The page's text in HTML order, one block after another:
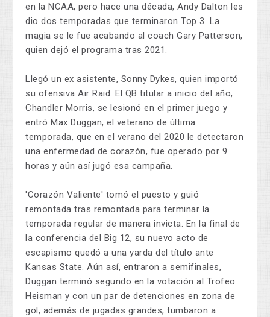
en la NCAA, pero hace una década, Andy Dalton les
dio dos temporadas que terminaron Top 3. La
magia se le fue acabando al coach Gary Patterson,
quien dejó el programa tras 2021.
Llegó un ex asistente, Sonny Dykes, quien importó
su ofensiva Air Raid. El QB titular a inicio del año,
Chandler Morris, se lesionó en el primer juego y
entró Max Duggan, el veterano de última
temporada, que en el verano del 2020 le detectaron
una enfermedad de corazón, fue operado por 9
horas y aún así jugó esa campaña.
'Corazón Valiente' tomó el puesto y guió
remontada tras remontada para terminar la
temporada regular de manera invicta. En la final de
la conferencia del Big 12, su nuevo acto de
escapismo quedó a una yarda del título ante
Kansas State. Aún así, entraron a semifinales,
Duggan terminó segundo en la votación al Trofeo
Heisman y con un par de detenciones en zona de
gol, además de jugadas grandes, tumbaron a